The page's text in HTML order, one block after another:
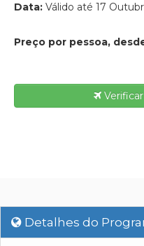
Data: Válido até 17
Preço por pessoa,
Detalhes do